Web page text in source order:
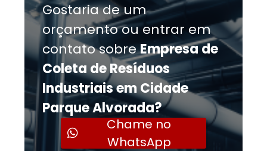
Gostaria de um
orçamento ou entrar em
contato sobreEmpresa de
Coleta de Resíduos
Industriais em Cidade
Parque Alvorada?
Chame no
WhatsApp